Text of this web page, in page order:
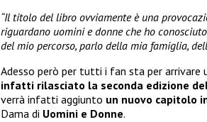
“Il titolo del libro ovviamente è una
riguardano uomini e donne che ho
del mio percorso, parlo della mia famiglia,
Adesso però per tutti i fan sta per arrivare
infatti rilasciato la seconda edizione
verrà infatti aggiunto un nuovo capitolo
Dama di Uomini e Donne.